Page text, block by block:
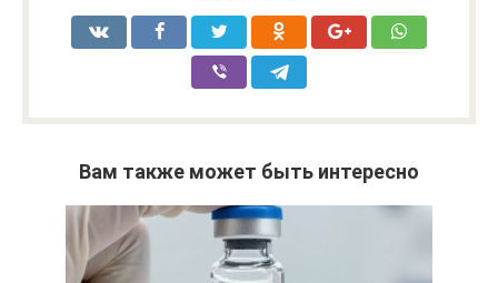
Вам также может быть интересно